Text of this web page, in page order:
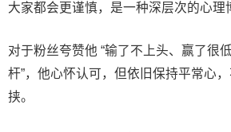
大家都会更谨慎，是一种深层次的心理
对于粉丝夸赞他 “输了不上头、赢了很
杆”，他心怀认可，但依旧保持平常心
挟。